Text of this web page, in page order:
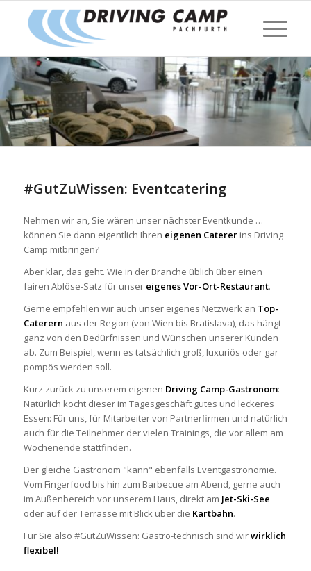
#GutZuWissen: Eventcatering
Nehmen wir an, Sie wären unser nächster Eventkunde …
können Sie dann eigentlich Ihren eigenen Catererins Driving
Camp mitbringen?
Aber klar, das geht. Wie in der Branche üblich über einen
fairen Ablöse-Satz für unser eigenes Vor-Ort-Restaurant.
Gerne empfehlen wir auch unser eigenes Netzwerk an Top-
Caterern aus der Region (von Wien bis Bratislava), das hängt
ganz von den Bedürfnissen und Wünschen unserer Kunden
ab. Zum Beispiel, wenn es tatsächlich groß, luxuriös oder gar
pompös werden soll.
Kurz zurück zu unserem eigenen Driving Camp-Gastronom:
Natürlich kocht dieser im Tagesgeschäft gutes und leckeres
Essen: Für uns, für Mitarbeiter von Partnerfirmen und natürlich
auch für die Teilnehmer der vielen Trainings, die vor allem am
Wochenende stattfinden.
Der gleiche Gastronom "kann" ebenfalls Eventgastronomie.
Vom Fingerfood bis hin zum Barbecue am Abend, gerne auch
im Außenbereich vor unserem Haus, direkt am Jet-Ski-See
oder auf der Terrasse mit Blick über die Kartbahn.
Für Sie also #GutZuWissen: Gastro-technisch sind wirwirklich
flexibel!